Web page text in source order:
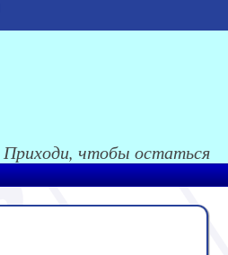
Приходи, чтобы остаться